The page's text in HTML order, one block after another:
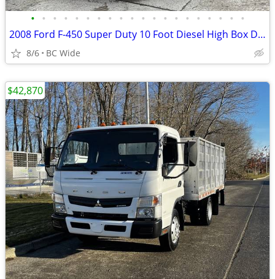
• • • • • • • • • • • • • • • • • • • •
2008 Ford F-450 Super Duty 10 Foot Diesel High Box Dump Truck
8/6 BC Wide
$42,870